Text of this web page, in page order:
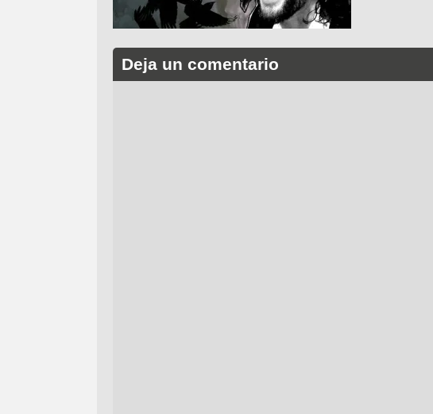
Deja un comentario